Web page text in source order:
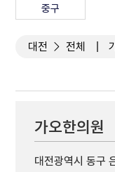
중구
대전 전체
가오한의원
대전광역시 동구